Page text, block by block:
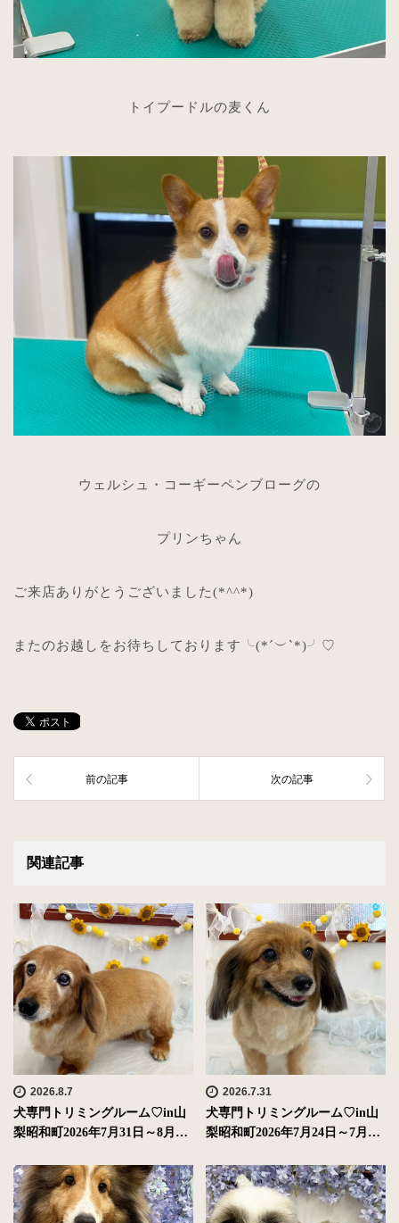
トイプードルの麦くん
ウェルシュ・コーギーペンブローグの
プリンちゃん
ご来店ありがとうございました(*^^*)
またのお越しをお待ちしております╰(*´︶ `*)╯ ♡
前の記事 次の記事
関連記事
2026.8.7
犬専門トリミングルーム♡in山
梨昭和町2026年7月31日～8月…
2026.7.31
犬専門トリミングルーム♡in山
梨昭和町2026年7月24日～7月…